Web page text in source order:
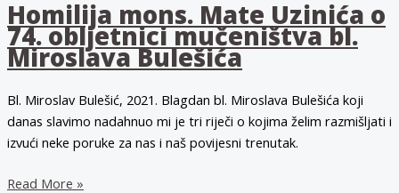
ključne
riječi
su
oprost
i
nasljedovanje
Homilija mons. Mate Uzinića o
74. obljetnici mučeništva bl.
Miroslava Bulešića
Bl. Miroslav Bulešić, 2021. Blagdan bl. Miroslava Bulešića koji
danas slavimo nadahnuo mi je tri riječi o kojima želim razmišljati i
izvući neke poruke za nas i naš povijesni trenutak.
Homilija
Read More »